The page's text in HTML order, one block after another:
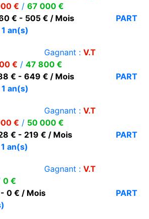
€ / 67 000 €
€ - 505 € / Mois
PART
1 an(s)
Gagnant : V.T
€ / 47 800 €
€ - 649 € / Mois
PART
1 an(s)
Gagnant : V.T
€ / 50 000 €
€ - 219 € / Mois
PART
1 an(s)
Gagnant : V.T
0 €
0 € / Mois
PART